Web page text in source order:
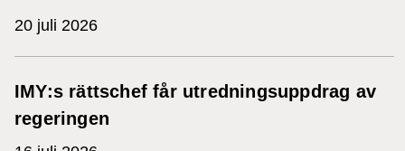
20 juli 2026
IMY:s rättschef får utredningsuppdrag av
regeringen